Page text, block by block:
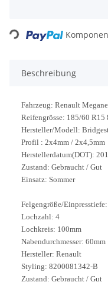
Loading...
Beschreibung
Fahrzeug: Renault
Reifengrösse: 185/60 R15
Hersteller/Modell:
Profil : 2x4mm / 2x4,5mm
Herstellerdatum(DOT):
Zustand: Gebraucht / Gut
Einsatz: Sommer
Felgengröße/
Lochzahl: 4
Lochkreis: 100mm
Nabendurchmesser: 60mm
Hersteller: Renault
Styling: 8200081342-B
Zustand: Gebraucht / Gut